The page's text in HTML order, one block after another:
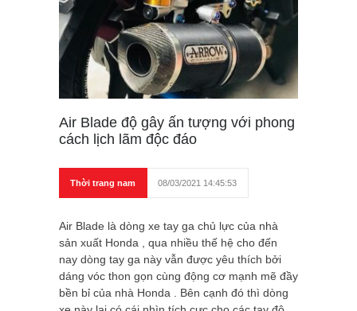
Air Blade độ gây ấn tượng với phong
cách lịch lãm độc đáo
Thời trang nam 08/03/2021 14:45:53
Air Blade là dòng xe tay ga chủ lực của nhà
sản xuất Honda , qua nhiều thế hệ cho đến
nay dòng tay ga này vẫn được yêu thích bởi
dáng vóc thon gọn cùng động cơ mạnh mẽ đầy
bền bỉ của nhà Honda . Bên cạnh đó thì dòng